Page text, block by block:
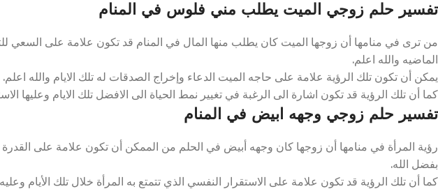
تفسير حلم زوجي الميت يطلب مني فلوس في المنام
من ترى في منامها أن زوجها الميت كان يطلب منها المال في المنام قد تكون علامة على السعي
الماضيه والله اعلم.
يمكن أن تكون تلك الرؤية علامة على حاجه الميت الدعاء وإخراج الصدقات له تلك الايام والله اعلم.
كما أن تلك الرؤية قد تكون اشارة الى الرغبة في تغيير نمط الحياة الى الافضل تلك الايام وعليها
تفسير حلم زوجي وجهه ابيض في المنام
رؤية المرأة في منامها أن زوجها كان وجهه أبيض في الحلم من الممكن أن تكون علامة على
بفضل الله.
كما أن تلك الرؤية قد تكون علامة على الاستقرار النفسي الذي تتمتع به المرأة خلال تلك الأيام